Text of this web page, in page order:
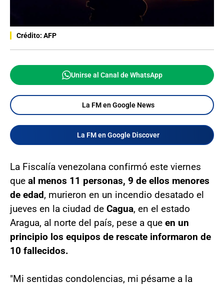
Crédito: AFP
Unirse al Canal de WhatsApp
La FM en Google News
La FM en Google Discover
La Fiscalía venezolana confirmó este viernes
que al menos 11 personas, 9 de ellos menores
de edad, murieron en un incendio desatado el
jueves en la ciudad de Cagua, en el estado
Aragua, al norte del país, pese a que en un
principio los equipos de rescate informaron de
10 fallecidos.
"Mi sentidas condolencias, mi pésame a la